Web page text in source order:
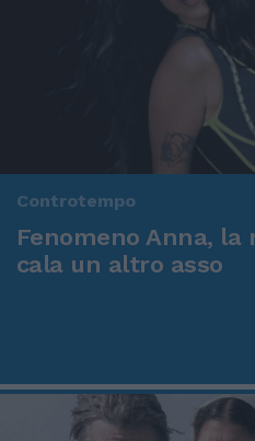
Controtempo
Fenomeno Anna, la
cala un altro asso